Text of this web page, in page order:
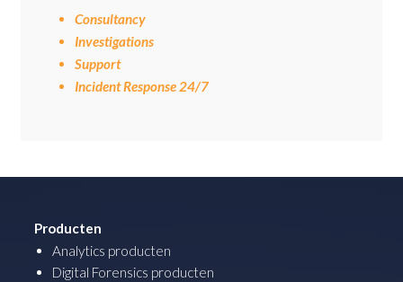
Consultancy
Investigations
Support
Incident Response 24/7
Producten
Analytics producten
Digital Forensics producten